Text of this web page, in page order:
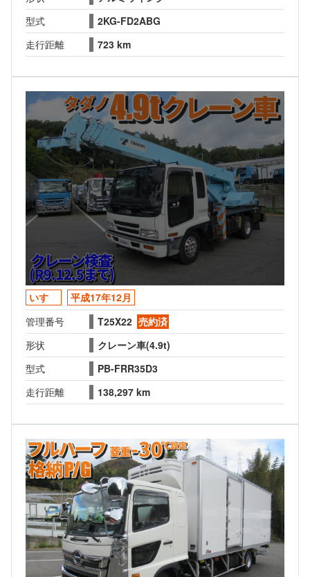
型式
2KG-FD2ABG
走行距離
723 km
いすゞ
平成17年12月
管理番号
T25X22 売約済
形状
クレーン車(4.9t)
型式
PB-FRR35D3
走行距離
138,297 km